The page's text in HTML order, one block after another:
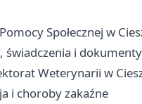
Społecznej w
świadczenia i dokumenty
Weterynarii w
i choroby zakaźne